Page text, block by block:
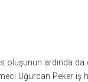
oluşunun ardında
Uğurcan Peker iş